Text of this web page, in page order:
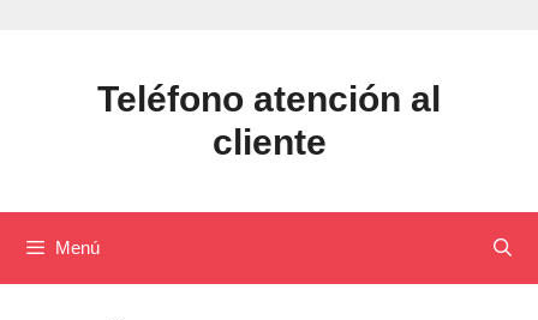
Teléfono atención al
cliente
Menú